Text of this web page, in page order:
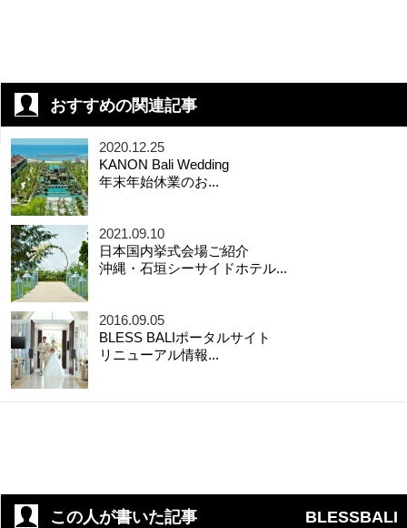
おすすめの関連記事
2020.12.25
KANON Bali Wedding
年末年始休業のお...
2021.09.10
日本国内挙式会場ご紹介
沖縄・石垣シーサイドホテル...
2016.09.05
BLESS BALIポータルサイト
リニューアル情報...
この人が書いた記事 BLESSBALI